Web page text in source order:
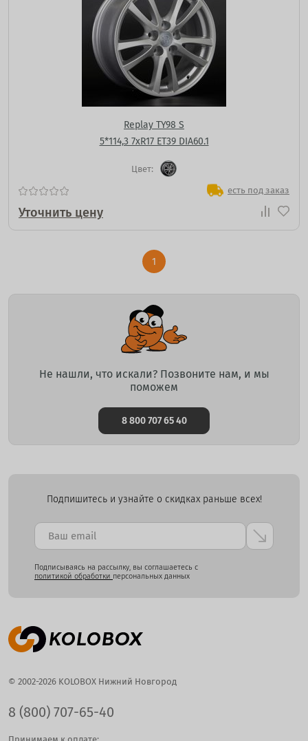
Replay TY98 S
5*114,3 7xR17 ET39 DIA60.1
Цвет:
есть под заказ
Уточнить цену
1
Не нашли, что искали? Позвоните нам, и мы
поможем
8 800 707 65 40
Подпишитесь и узнайте о скидках раньше всех!
Подписываясь на рассылку, вы соглашаетесь с
политикой обработки персональных данных
© 2002-2026 KOLOBOX Нижний Новгород
8 (800) 707-65-40